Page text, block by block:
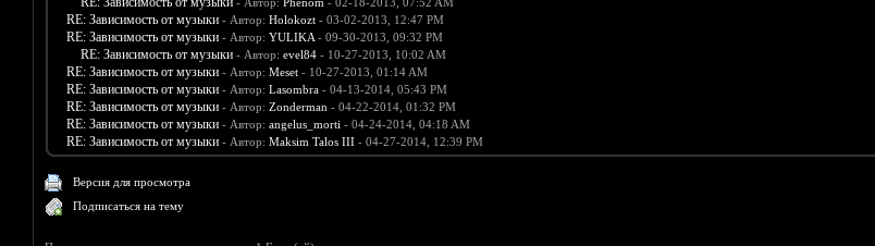
RE: Зависимость от музыки - Автор: Holokozt- 03-02-2013, 12:47 PM
RE: Зависимость от музыки - Автор: YULIKA- 09-30-2013, 09:32 PM
RE: Зависимость от музыки - Автор: evel84- 10-27-2013, 10:02 AM
RE: Зависимость от музыки - Автор: Meset- 10-27-2013, 01:14 AM
RE: Зависимость от музыки - Автор: Lasombra- 04-13-2014, 05:43 PM
RE: Зависимость от музыки - Автор: Zonderman - 04-22-2014, 01:32 PM
RE: Зависимость от музыки - Автор: angelus_morti - 04-24-2014, 04:18 AM
RE: Зависимость от музыки - Автор: Maksim Talos III- 04-27-2014, 12:39 PM
Версия для просмотра
Подписаться на тему